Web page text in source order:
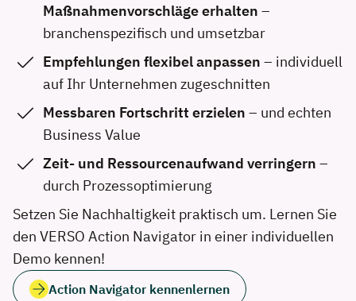
Maßnahmenvorschläge erhalten –
branchenspezifisch und umsetzbar
Empfehlungen flexibel anpassen – individuell
auf Ihr Unternehmen zugeschnitten
Messbaren Fortschritt erzielen – und echten
Business Value
Zeit- und Ressourcenaufwand verringern –
durch Prozessoptimierung
Setzen Sie Nachhaltigkeit praktisch um. Lernen Sie
den VERSO Action Navigator in einer individuellen
Demo kennen!
Action Navigator kennenlernen